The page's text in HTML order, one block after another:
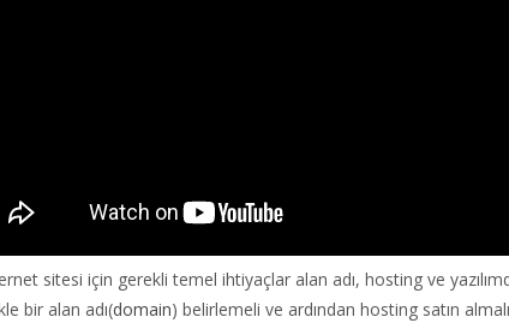
sitesi için gerekli temel ihtiyaçlar alan adı, hosting ve
bir alan adı(domain) belirlemeli ve ardından hosting satın